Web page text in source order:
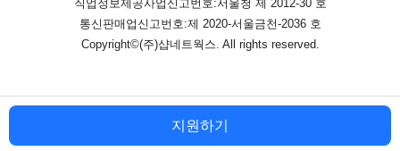
지원하기
직업정보제공사업신고번호:서울청 제 2012-30 호
통신판매업신고번호:제 2020-서울금천-2036 호
Copyright©(주)샵네트웍스. All rights reserved.